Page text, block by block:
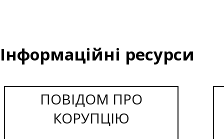
Інформаційні ресурси
ПОВІДОМ ПРО
КОРУПЦІЮ